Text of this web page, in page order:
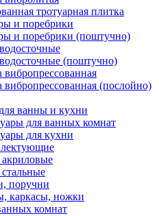
тротуарная плитка
и поребрики
и поребрики (поштучно)
(поштучно)
вибропрессованная
вибропрессованная (послойно)
ванны и кухни
для ванных комнат
для кухни
поручни
каркасы, ножки
комнат